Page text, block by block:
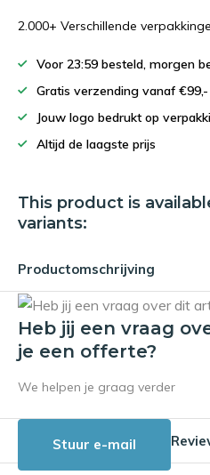
2.000+ Verschillende
Voor 23:59 besteld, morgen
Gratis verzending vanaf €99,-
Jouw logo bedrukt op
Altijd de laagste prijs
This product is
variants:
Productomschrijving
Heb jij een vraag
je een offerte?
We helpen je graag verder
Stuur e-mail